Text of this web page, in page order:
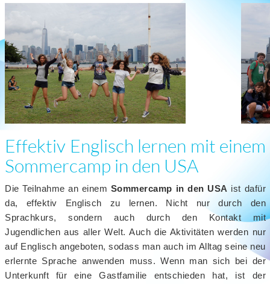
Effektiv Englisch lernen mit einem
Sommercamp in den USA
Die Teilnahme an einem Sommercamp in den USA ist dafür
da, effektiv Englisch zu lernen. Nicht nur durch den
Sprachkurs, sondern auch durch den Kontakt mit
Jugendlichen aus aller Welt. Auch die Aktivitäten werden nur
auf Englisch angeboten, sodass man auch im Alltag seine neu
erlernte Sprache anwenden muss. Wenn man sich bei der
Unterkunft für eine Gastfamilie entschieden hat, ist der